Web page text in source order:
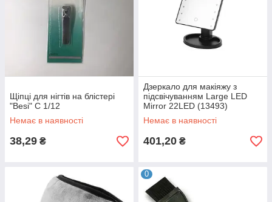
Щіпці для нігтів на блістері
"Besi" С 1/12
Немає в наявності
38,29 ₴
Дзеркало для макіяжу з
підсвічуванням Large LED
Mirror 22LED (13493)
Немає в наявності
401,20 ₴
0